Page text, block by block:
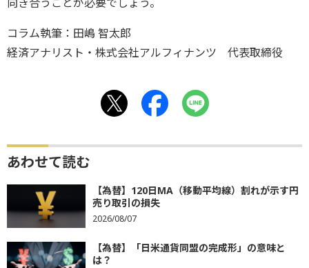
コラム執筆：田嶋 智太郎
経済アナリスト・株式会社アルフィナンツ 代表取締役
あわせて読む
【為替】120日MA（移動平均線）割れが示す円
売り取引の損失
2026/08/07
【為替】「日米通貨同盟の完成形」の意味と
は？